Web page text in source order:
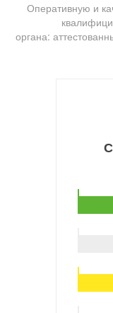
Оперативную и
органа: